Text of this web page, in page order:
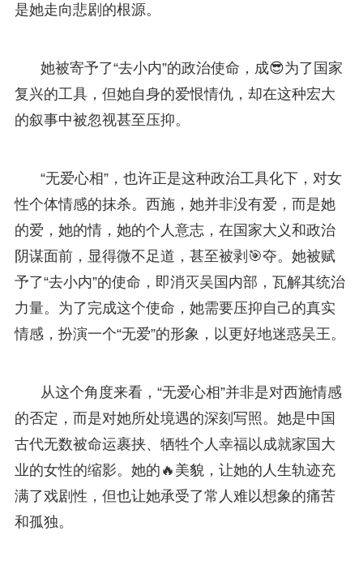
是她走向悲剧的根源。
她被寄予了“去小内”的政治使命，成😎为了国家
复兴的工具，但她自身的爱恨情仇，却在这种宏大
的叙事中被忽视甚至压抑。
“无爱心相”，也许正是这种政治工具化下，对女
性个体情感的抹杀。西施，她并非没有爱，而是她
的爱，她的情，她的个人意志，在国家大义和政治
阴谋面前，显得微不足道，甚至被剥🎯夺。她被赋
予了“去小内”的使命，即消灭吴国内部，瓦解其统治
力量。为了完成这个使命，她需要压抑自己的真实
情感，扮演一个“无爱”的形象，以更好地迷惑吴王。
从这个角度来看，“无爱心相”并非是对西施情感
的否定，而是对她所处境遇的深刻写照。她是中国
古代无数被命运裹挟、牺牲个人幸福以成就家国大
业的女性的缩影。她的🔥美貌，让她的人生轨迹充
满了戏剧性，但也让她承受了常人难以想象的痛苦
和孤独。